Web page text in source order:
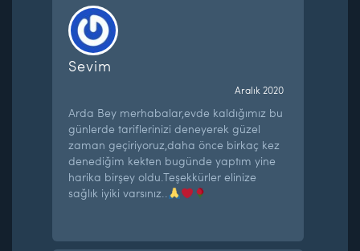
Sevim
Aralık 2020
Arda Bey merhabalar,evde kaldığımız bu
günlerde tariflerinizi deneyerek güzel
zaman geçiriyoruz,daha önce birkaç kez
denediğim kekten bugünde yaptım yine
harika birşey oldu.Teşekkürler elinize
sağlık iyiki varsınız..